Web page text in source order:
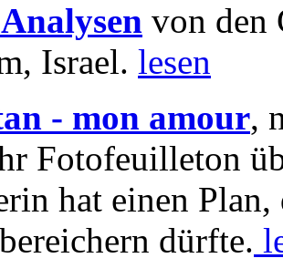
von den
Israel. lesen
- mon amour,
Fotofeuilleton
hat einen Plan,
dürfte.